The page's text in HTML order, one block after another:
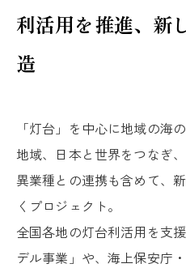
利活用を推進、新
造
「灯台」を中心に地域の海
地域、日本と世界をつなぎ
異業種との連携も含めて、
くプロジェクト。
全国各地の灯台利活用を支
デル事業」や、海上保安庁